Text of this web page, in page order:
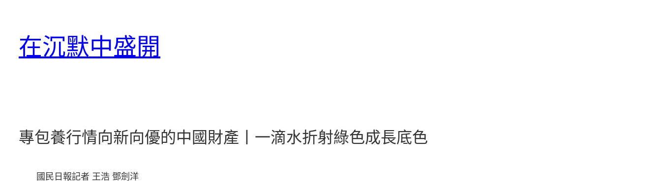
在沉默中盛開
專包養行情向新向優的中國財產丨一滴水折射綠色成長底色
國民日報記者 王浩 鄧劍洋